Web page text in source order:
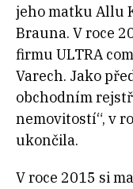
jeho matku Allu
Brauna. V roce
firmu ULTRA
Varech. Jako
obchodním
nemovitostí“, v
ukončila.
V roce 2015 si